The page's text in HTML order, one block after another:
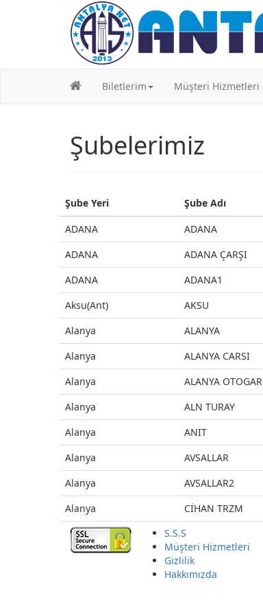
Biletlerim Müşteri Hizmetleri
Şubelerimiz
Şube Yeri Şube Adı
Şube Yeri
Şube Adı
ADANA ADANA
ADANA
ADANA ÇARŞI
ADANA
ADANA1
Aksu(Ant)
AKSU
Alanya
ALANYA
Alanya
ALANYA CARSI
Alanya
ALANYA OTOGAR
Alanya
ALN TURAY
Alanya
ANIT
Alanya
AVSALLAR
Alanya
AVSALLAR2
Alanya
CİHAN TRZM
Alanya
CİKCİLLİ
ÇİMTUR SELÇUK
S.S.S
Müşteri Hizmetleri
Gizlilik
Hakkımızda